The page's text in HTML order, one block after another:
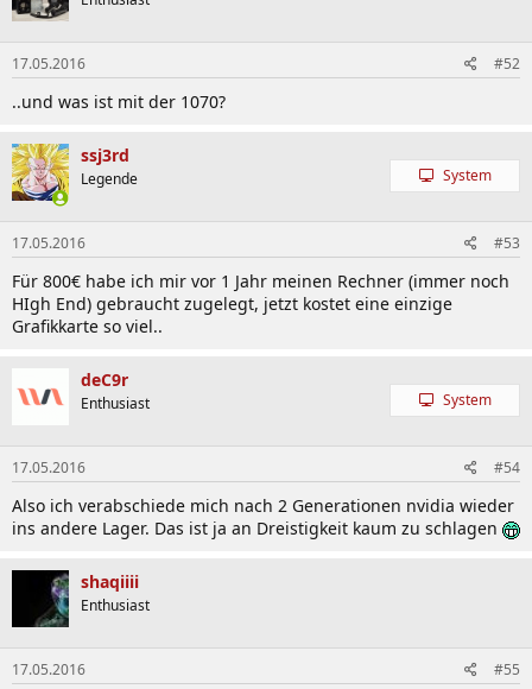
17.05.2016 #52
..und was ist mit der 1070?
ssj3rd
Legende System
17.05.2016 #53
Für 800€ habe ich mir vor 1 Jahr meinen Rechner (immer noch
HIgh End) gebraucht zugelegt, jetzt kostet eine einzige
Grafikkarte so viel..
deC9r
Enthusiast System
17.05.2016 #54
Also ich verabschiede mich nach 2 Generationen nvidia wieder
ins andere Lager. Das ist ja an Dreistigkeit kaum zu schlagen
shaqiiii
Enthusiast
17.05.2016 #55